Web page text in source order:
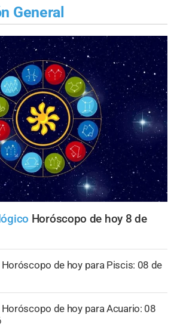
General
Horóscopo de hoy 8 de
Horóscopo de hoy para Piscis: 08 de
Horóscopo de hoy para Acuario: 08